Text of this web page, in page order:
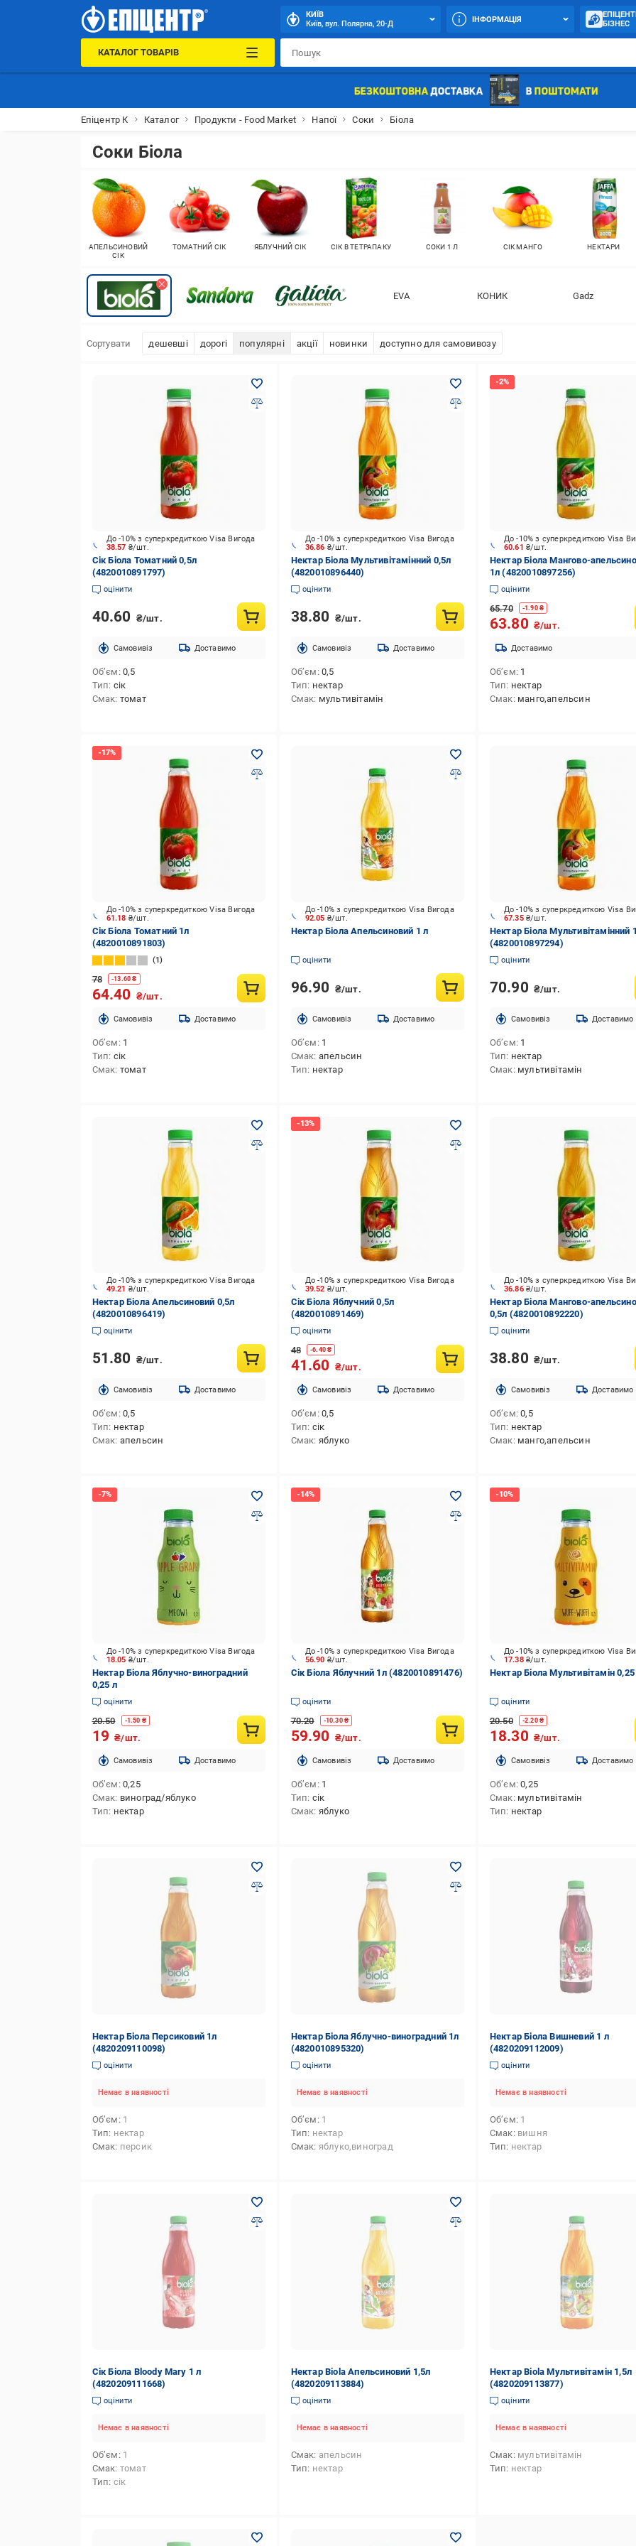
КИЇВ
Київ, вул. Полярна, 20-Д
ІНФОРМАЦІЯ
БІЗНЕС
КАТАЛОГ ТОВАРІВ
Епіцентр К Каталог Продукти - Food Market Напої Соки Біола
Соки Біола
АПЕЛЬСИНОВИЙ
СІК
ТОМАТНИЙ СІК ЯБЛУЧНИЙ СІК СІК В ТЕТРАПАКУ СОКИ 1 Л СІК МАНГО НЕКТАРИ
EVA КОНИК Gadz
Сортувати дешевші дорогі популярні акції новинки доступно для самовивозу
38.57 ₴/шт.
До -10% з суперкредиткою Visa Вигода
Сік Біола Томатний 0,5л
(4820010891797)
оцінити
40.60 ₴/шт.
Cамовивіз Доставимо
Об’єм 0,5
Тип сік
Смак томат
36.86 ₴/шт.
До -10% з суперкредиткою Visa Вигода
Нектар Біола Мультивітамінний 0,5л
(4820010896440)
оцінити
38.80 ₴/шт.
Cамовивіз Доставимо
Об’єм 0,5
Тип нектар
Смак мультивітамін
60.61 ₴/шт.
До -10% з суперкредиткою Visa
Нектар Біола Мангово-
1л (4820010897256)
оцінити
65.70 -1.90₴
63.80 ₴/шт.
Доставимо
Об’єм 1
Тип нектар
Смак манго,апельсин
61.18 ₴/шт.
До -10% з суперкредиткою Visa Вигода
Сік Біола Томатний 1л
(4820010891803)
1
78 -13.60 ₴
64.40 ₴/шт.
Cамовивіз Доставимо
Об’єм 1
Тип сік
Смак томат
92.05 ₴/шт.
До -10% з суперкредиткою Visa Вигода
Нектар Біола Апельсиновий 1 л
оцінити
96.90 ₴/шт.
Cамовивіз Доставимо
Об’єм 1
Смак апельсин
Тип нектар
67.35 ₴/шт.
До -10% з суперкредиткою Visa
Нектар Біола Мультивітамінний
(4820010897294)
оцінити
70.90 ₴/шт.
Cамовивіз Доставимо
Об’єм 1
Тип нектар
Смак мультивітамін
49.21 ₴/шт.
До -10% з суперкредиткою Visa Вигода
Нектар Біола Апельсиновий 0,5л
(4820010896419)
оцінити
51.80 ₴/шт.
Cамовивіз Доставимо
Об’єм 0,5
Тип нектар
Смак апельсин
39.52 ₴/шт.
До -10% з суперкредиткою Visa Вигода
Сік Біола Яблучний 0,5л
(4820010891469)
оцінити
48 -6.40 ₴
41.60 ₴/шт.
Cамовивіз Доставимо
Об’єм 0,5
Тип сік
Смак яблуко
36.86 ₴/шт.
До -10% з суперкредиткою Visa
Нектар Біола Мангово-
0,5л (4820010892220)
оцінити
38.80 ₴/шт.
Cамовивіз Доставимо
Об’єм 0,5
Тип нектар
Смак манго,апельсин
18.05 ₴/шт.
До -10% з суперкредиткою Visa Вигода
Нектар Біола Яблучно-виноградний
0,25 л
оцінити
20.50 -1.50 ₴
19 ₴/шт.
Cамовивіз Доставимо
Об’єм 0,25
Смак виноград/яблуко
Тип нектар
56.90 ₴/шт.
До -10% з суперкредиткою Visa Вигода
Сік Біола Яблучний 1л (4820010891476)
оцінити
70.20 -10.30₴
59.90 ₴/шт.
Cамовивіз Доставимо
Об’єм 1
Тип сік
Смак яблуко
17.38 ₴/шт.
До -10% з суперкредиткою Visa
Нектар Біола Мультивітамін 0,25
оцінити
20.50 -2.20₴
18.30 ₴/шт.
Cамовивіз Доставимо
Об’єм 0,25
Смак мультивітамін
Тип нектар
Нектар Біола Персиковий 1л
(4820209110098)
оцінити
Немає в наявності
Об’єм 1
Тип нектар
Смак персик
Нектар Біола Яблучно-виноградний 1л
(4820010895320)
оцінити
Немає в наявності
Об’єм 1
Тип нектар
Смак яблуко,виноград
Нектар Біола Вишневий 1 л
(4820209112009)
оцінити
Немає в наявності
Об’єм 1
Смак вишня
Тип нектар
Сік Біола Bloody Mary 1 л
(4820209111668)
оцінити
Немає в наявності
Об’єм 1
Смак томат
Тип сік
Нектар Biola Апельсиновий 1,5л
(4820209113884)
оцінити
Немає в наявності
Смак апельсин
Тип нектар
Нектар Biola Мультивітамін 1,5л
(4820209113877)
оцінити
Немає в наявності
Смак мультивітамін
Тип нектар